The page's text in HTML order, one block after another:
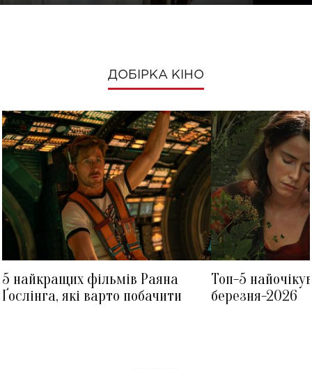
ДОБІРКА КІНО
5 найкращих фільмів Раяна
Ґослінга, які варто побачити
Топ-5
березня-2026